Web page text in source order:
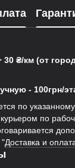
30 ₴/км (от
- 100грн/
по
по
"Доставка и